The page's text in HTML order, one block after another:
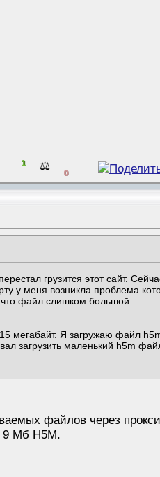
1 ⚖️ 0
грузится этот сайт.
у меня возникла проблема
что файл слишком большой
мегабайт. Я загружаю файл
загрузить маленький h5m
файлов через
9 Мб H5M.